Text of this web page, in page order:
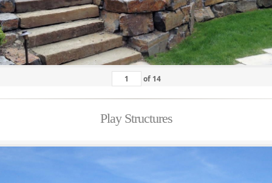
of 14
Play Structures